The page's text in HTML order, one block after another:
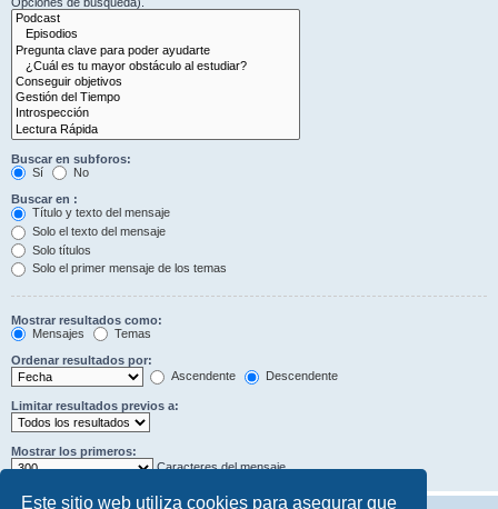
Este sitio web utiliza cookies para asegurar que
Buscar en subforos:
Sí
No
Buscar en :
Título y texto del mensaje
Solo el texto del mensaje
Solo títulos
Solo el primer mensaje de los temas
Mostrar resultados como:
Mensajes
Temas
Ordenar resultados por:
Ascendente
Descendente
Limitar resultados previos a:
Mostrar los primeros:
Caracteres del mensaje